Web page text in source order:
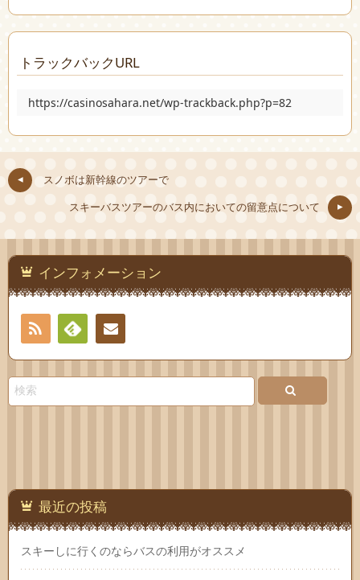
トラックバックURL
https://casinosahara.net/wp-trackback.php?p=82
スノボは新幹線のツアーで
スキーバスツアーのバス内においての留意点について
インフォメーション
RSS
Feedlyお問
最近の投稿
スキーしに行くのならバスの利用がオススメ